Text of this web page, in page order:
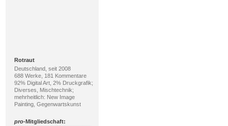
Rotraut
Deutschland, seit 2008
688 Werke, 181 Kommentare
92% Digital Art, 2% Druckgrafik;
Diverses, Mischtechnik;
mehrheitlich: New Image
Painting, Gegenwartskunst
pro-Mitgliedschaft: